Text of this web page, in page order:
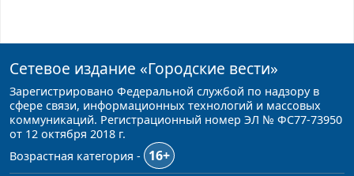
Сетевое издание «Городские вести»
Зарегистрировано Федеральной службой по надзору в
сфере связи, информационных технологий и массовых
коммуникаций. Регистрационный номер ЭЛ № ФС77-73950
от 12 октября 2018 г.
Возрастная категория -
16+